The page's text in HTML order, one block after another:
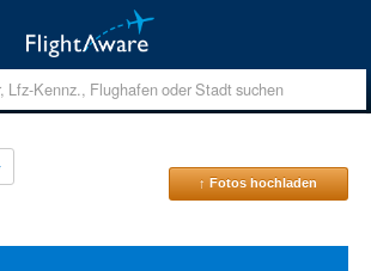
↑ Fotos hochladen